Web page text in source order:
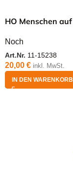
HO Menschen
Noch
Art.Nr. 11-15238
20,00 € inkl. MwSt.
IN DEN WARENKORB